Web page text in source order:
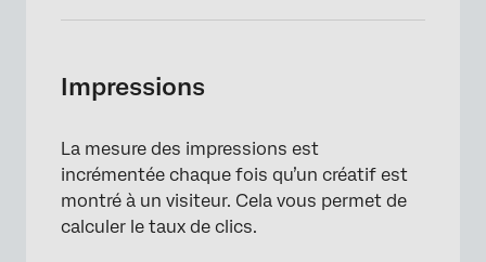
Impressions
La mesure des impressions est
incrémentée chaque fois qu’un créatif est
montré à un visiteur. Cela vous permet de
calculer le taux de clics.